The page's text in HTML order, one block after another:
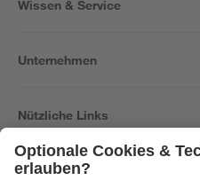
Wissen & Service
Unternehmen
Nützliche Links